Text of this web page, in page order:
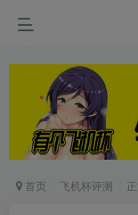
首页 飞机杯评测